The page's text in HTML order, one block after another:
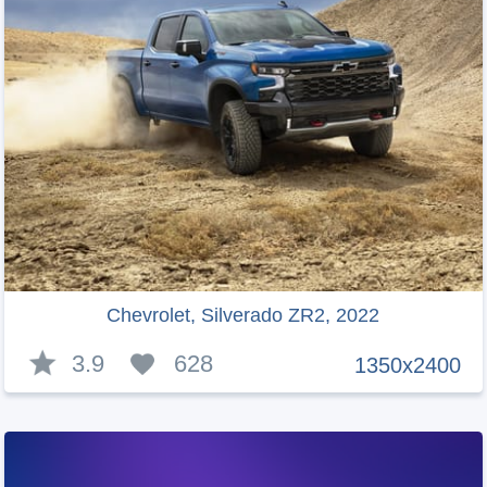
Chevrolet, Silverado ZR2, 2022
1350x2400
3.9 628